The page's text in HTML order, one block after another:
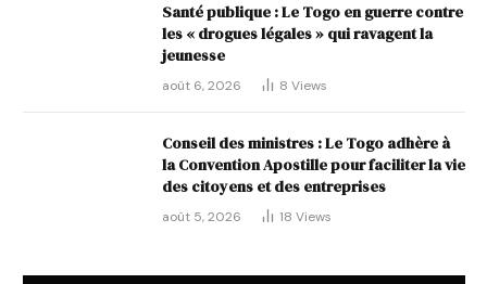
Santé publique : Le Togo en guerre contre
les « drogues légales » qui ravagent la
jeunesse
août 6, 2026 8 Views
Conseil des ministres : Le Togo adhère à
la Convention Apostille pour faciliter la vie
des citoyens et des entreprises
août 5, 2026 18 Views